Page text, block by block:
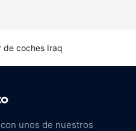
de coches Iraq
unos de nuestros